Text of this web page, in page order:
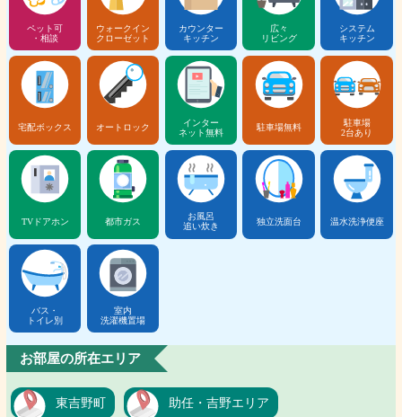
ペット可
・相談
ウォークイン
クローゼット
カウンター
キッチン
広々
リビング
システム
キッチン
宅配ボックス オートロック
インター
ネット無料
駐車場無料
駐車場
2台あり
TVドアホン 都市ガス
お風呂
追い炊き
独立洗面台 温水洗浄便座
バス・
トイレ別
室内
洗濯機置場
お部屋の所在エリア
東吉野町 助任・吉野エリア